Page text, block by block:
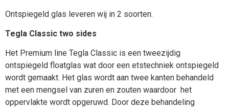
Ontspiegeld glas leveren wij in 2 soorten.
Tegla Classic two sides
Het Premium line Tegla Classic is een tweezijdig
ontspiegeld floatglas wat door een etstechniek ontspiegeld
wordt gemaakt. Het glas wordt aan twee kanten behandeld
met een mengsel van zuren en zouten waardoor het
oppervlakte wordt opgeruwd. Door deze behandeling